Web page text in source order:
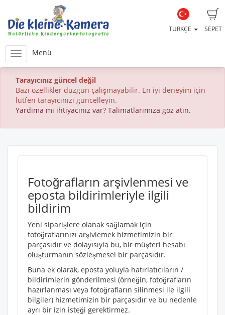
SEPET
TÜRKÇE
Menü
Tarayıcınız güncel değil
Bazı özellikler düzgün çalışmayabilir. En iyi deneyim için
lütfen tarayıcınızı güncelleyin.
Yardıma mı ihtiyacınız var? Talimatlarımıza göz atın.
Fotoğrafların arşivlenmesi ve
eposta bildirimleriyle ilgili
bildirim
Yeni siparişlere olanak sağlamak için
fotoğraflarınızı arşivlemek hizmetimizin bir
parçasıdır ve dolayısıyla bu, bir müşteri hesabı
oluşturmanın sözleşmesel bir parçasıdır.
Buna ek olarak, eposta yoluyla hatırlatıcıların /
bildirimlerin gönderilmesi (örneğin, fotoğrafların
hazırlanması veya fotoğrafların silinmesi ile ilgili
bilgiler) hizmetimizin bir parçasıdır ve bu nedenle
ayrı bir izin isteği gerektirmez.